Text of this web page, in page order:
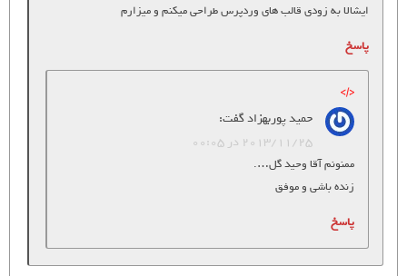
ایشالا به زودی قالب های وردپرس طراحی میکنم و میزارم
پاسخ
حمید پوربهزادگفت:
2013/11/25 در 00:05
ممنونم آقا وحید گل….
زنده باشی و موفق
پاسخ